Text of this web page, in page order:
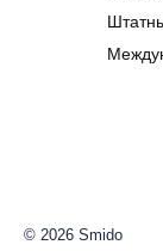
© 2026 Smido